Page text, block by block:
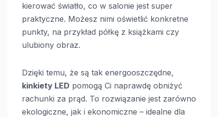
kierować światło, co w salonie jest super
praktyczne. Możesz nimi oświetlić konkretne
punkty, na przykład półkę z książkami czy
ulubiony obraz.
Dzięki temu, że są tak energooszczędne,
kinkiety LED pomogą Ci naprawdę obniżyć
rachunki za prąd. To rozwiązanie jest zarówno
ekologiczne, jak i ekonomiczne – idealne dla